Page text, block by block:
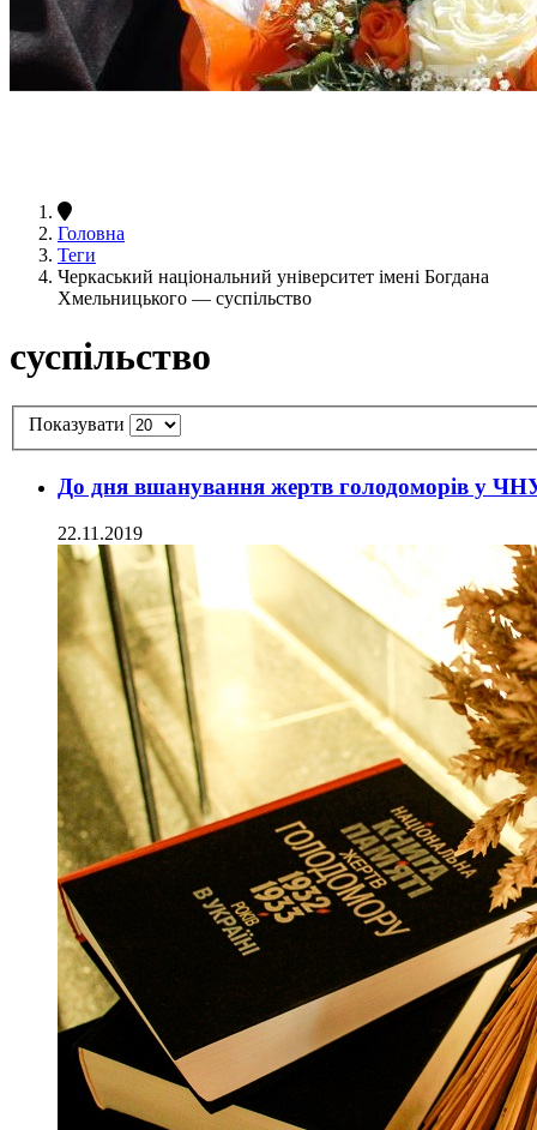
Головна
Теги
Черкаський національний університет імені Богдана
Хмельницького — суспільство
суспільство
Показувати
До дня вшанування жертв голодоморів у ЧНУ
22.11.2019